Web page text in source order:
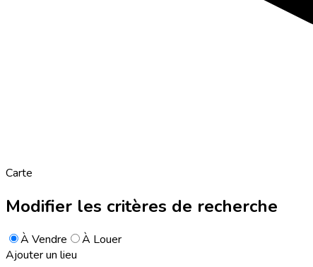
Carte
Modifier les critères de recherche
À Vendre
À Louer
Ajouter un lieu